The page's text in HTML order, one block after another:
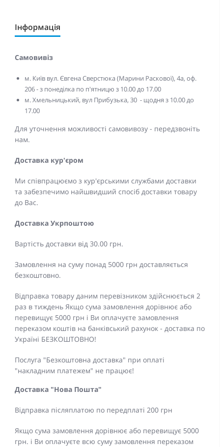
Інформація
Самовивіз
м. Київ вул. Євгена Сверстюка (Марини Раскової), 4а, оф.
206 - з понеділка по п'ятницю з 10.00 до 17.00
м. Хмельницький, вул Прибузька, 30 - щодня з 10.00 до
17.00
Для уточнення можливості самовивозу - передзвоніть
нам.
Доставка кур'єром
Ми співпрацюємо з кур'єрськими службами доставки
та забезпечимо найшвидший спосіб доставки товару
до Вас.
Доставка Укрпоштою
Вартість доставки від 30.00 грн.
Замовлення на суму понад 5000 грн доставляється
безкоштовно.
Відправка товару даним перевізником здійснюється 2
раз в тиждень Якщо сума замовлення дорівнює або
перевищує 5000 грн і Ви оплачуєте замовлення
переказом коштів на банківський рахунок - доставка по
Україні БЕЗКОШТОВНО!
Послуга "Безкоштовна доставка" при оплаті
"накладним платежем" не працює!
Доставка "Нова Пошта"
Відправка післяплатою по передплаті 200 грн
Якщо сума замовлення дорівнює або перевищує 5000
грн. і Ви оплачуєте всю суму замовлення переказом